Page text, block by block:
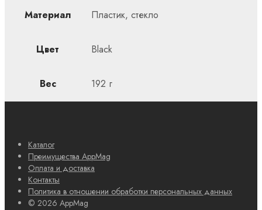
Материал Пластик, стекло
Цвет Black
Вес 192 г
Каталог
Преимущества AppMag
Оплата и доставка
Контакты
Политика в отношении обработки персональных данных
© 2026 AppMag